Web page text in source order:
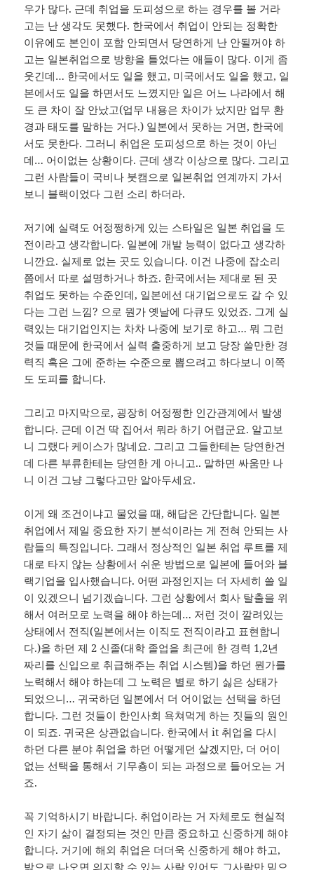
우가 많다. 근데 취업을 도피성으로 하는 경우를 볼 거라
고는 난 생각도 못했다. 한국에서 취업이 안되는 정확한
이유에도 본인이 포함 안되면서 당연하게 난 안될꺼야 하
고는 일본취업으로 방향을 틀었다는 애들이 많다. 이게 좀
웃긴데… 한국에서도 일을 했고, 미국에서도 일을 했고, 일
본에서도 일을 하면서도 느꼈지만 일은 어느 나라에서 해
도 큰 차이 잘 안났고(업무 내용은 차이가 났지만 업무 환
경과 태도를 말하는 거다.) 일본에서 못하는 거면, 한국에
서도 못한다. 그러니 취업은 도피성으로 하는 것이 아닌
데… 어이없는 상황이다. 근데 생각 이상으로 많다. 그리고
그런 사람들이 국비나 붓캠으로 일본취업 연계까지 가서
보니 블랙이었다 그런 소리 하더라.
저기에 실력도 어정쩡하게 있는 스타일은 일본 취업을 도
전이라고 생각합니다. 일본에 개발 능력이 없다고 생각하
니깐요. 실제로 없는 곳도 있습니다. 이건 나중에 잡소리
쯤에서 따로 설명하거나 하죠. 한국에서는 제대로 된 곳
취업도 못하는 수준인데, 일본에선 대기업으로도 갈 수 있
다는 그런 느낌? 으로 뭔가 옛날에 다큐도 있었죠. 그게 실
력있는 대기업인지는 차차 나중에 보기로 하고… 뭐 그런
것들 때문에 한국에서 실력 출중하게 보고 당장 쓸만한 경
력직 혹은 그에 준하는 수준으로 뽑으려고 하다보니 이쪽
도 도피를 합니다.
그리고 마지막으로, 굉장히 어정쩡한 인간관계에서 발생
합니다. 근데 이건 딱 집어서 뭐라 하기 어렵군요. 알고보
니 그랬다 케이스가 많네요. 그리고 그들한테는 당연한건
데 다른 부류한테는 당연한 게 아니고.. 말하면 싸움만 나
니 이건 그냥 그렇다고만 알아두세요.
이게 왜 조건이냐고 물었을 때, 해답은 간단합니다. 일본
취업에서 제일 중요한 자기 분석이라는 게 전혀 안되는 사
람들의 특징입니다. 그래서 정상적인 일본 취업 루트를 제
대로 타지 않는 상황에서 쉬운 방법으로 일본에 들어와 블
랙기업을 입사했습니다. 어떤 과정인지는 더 자세히 쓸 일
이 있겠으니 넘기겠습니다. 그런 상황에서 회사 탈출을 위
해서 여러모로 노력을 해야 하는데… 저런 것이 깔려있는
상태에서 전직(일본에서는 이직도 전직이라고 표현합니
다.)을 하던 제 2 신졸(대학 졸업을 최근에 한 경력 1,2년
짜리를 신입으로 취급해주는 취업 시스템)을 하던 뭔가를
노력해서 해야 하는데 그 노력은 별로 하기 싫은 상태가
되었으니… 귀국하던 일본에서 더 어이없는 선택을 하던
합니다. 그런 것들이 한인사회 욕쳐먹게 하는 짓들의 원인
이 되죠. 귀국은 상관없습니다. 한국에서 it 취업을 다시
하던 다른 분야 취업을 하던 어떻게던 살겠지만, 더 어이
없는 선택을 통해서 기무춍이 되는 과정으로 들어오는 거
죠.
꼭 기억하시기 바랍니다. 취업이라는 거 자체로도 현실적
인 자기 삶이 결정되는 것인 만큼 중요하고 신중하게 해야
합니다. 거기에 해외 취업은 더더욱 신중하게 해야 하고,
밖으로 나오면 의지할 수 있는 사람 있어도 그사람만 믿으